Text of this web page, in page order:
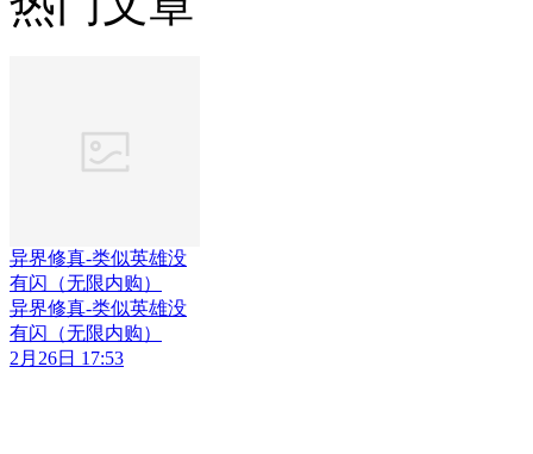
异界修真-类似英雄没
有闪（无限内购）
异界修真-类似英雄没
有闪（无限内购）
2月26日 17:53